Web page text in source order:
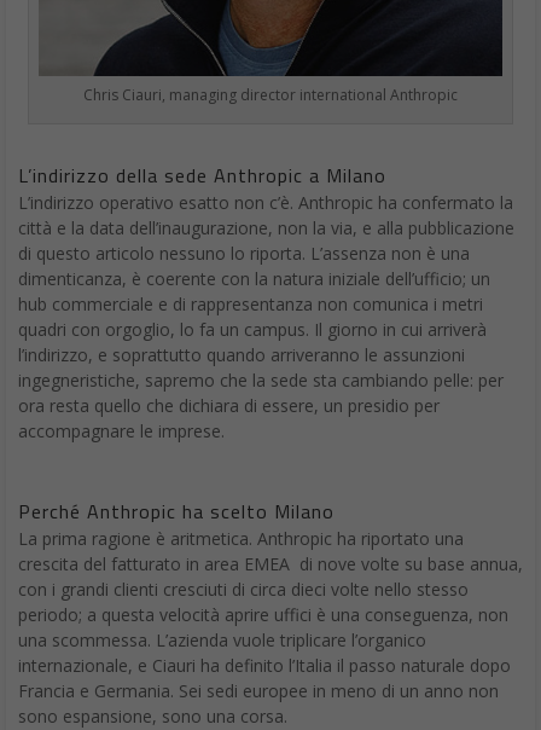
Chris Ciauri, managing director international Anthropic
L’indirizzo della sede Anthropic a Milano
L’indirizzo operativo esatto non c’è. Anthropic ha confermato la
città e la data dell’inaugurazione, non la via, e alla pubblicazione
di questo articolo nessuno lo riporta. L’assenza non è una
dimenticanza, è coerente con la natura iniziale dell’ufficio; un
hub commerciale e di rappresentanza non comunica i metri
quadri con orgoglio, lo fa un campus. Il giorno in cui arriverà
l’indirizzo, e soprattutto quando arriveranno le assunzioni
ingegneristiche, sapremo che la sede sta cambiando pelle: per
ora resta quello che dichiara di essere, un presidio per
accompagnare le imprese.
Perché Anthropic ha scelto Milano
La prima ragione è aritmetica. Anthropic ha riportato una
crescita del fatturato in area EMEA di nove volte su base annua,
con i grandi clienti cresciuti di circa dieci volte nello stesso
periodo; a questa velocità aprire uffici è una conseguenza, non
una scommessa. L’azienda vuole triplicare l’organico
internazionale, e Ciauri ha definito l’Italia il passo naturale dopo
Francia e Germania. Sei sedi europee in meno di un anno non
sono espansione, sono una corsa.